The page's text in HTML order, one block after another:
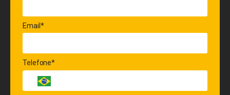
Email*
Telefone*